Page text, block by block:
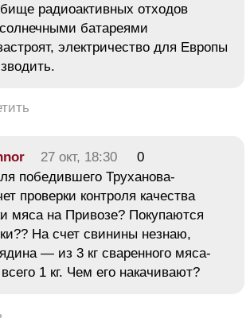
радиоактивных отходов
батареями
электричество для Европы
27 окт, 18:30
0
победившего Труханова-
проверки контроля качества
мяса на Привозе? Покупаются
На счет свинины незнаю,
— из 3 кг сваренного мяса-
1 кг. Чем его накачивают?